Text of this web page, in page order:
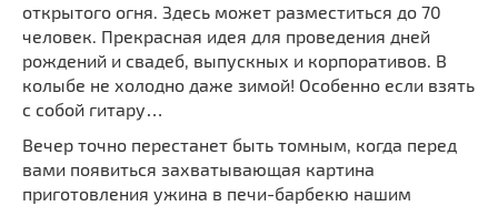
открытого огня. Здесь может разместиться до 70
человек. Прекрасная идея для проведения дней
рождений и свадеб, выпускных и корпоративов. В
колыбе не холодно даже зимой! Особенно если взять
с собой гитару…
Вечер точно перестанет быть томным, когда перед
вами появиться захватывающая картина
приготовления ужина в печи-барбекю нашим